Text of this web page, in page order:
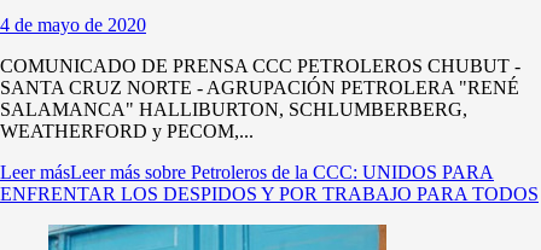
4 de mayo de 2020
COMUNICADO DE PRENSA CCC PETROLEROS CHUBUT -
SANTA CRUZ NORTE - AGRUPACIÓN PETROLERA "RENÉ
SALAMANCA" HALLIBURTON, SCHLUMBERBERG,
WEATHERFORD y PECOM,...
Leer másLeer más sobre Petroleros de la CCC: UNIDOS PARA
ENFRENTAR LOS DESPIDOS Y POR TRABAJO PARA TODOS